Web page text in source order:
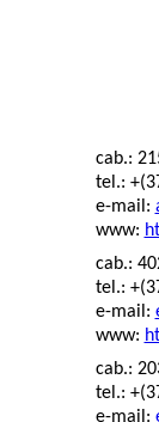
cab.:
tel.:
e-mail:
www:
cab.:
tel.:
e-mail:
www:
cab.:
tel.:
e-mail: